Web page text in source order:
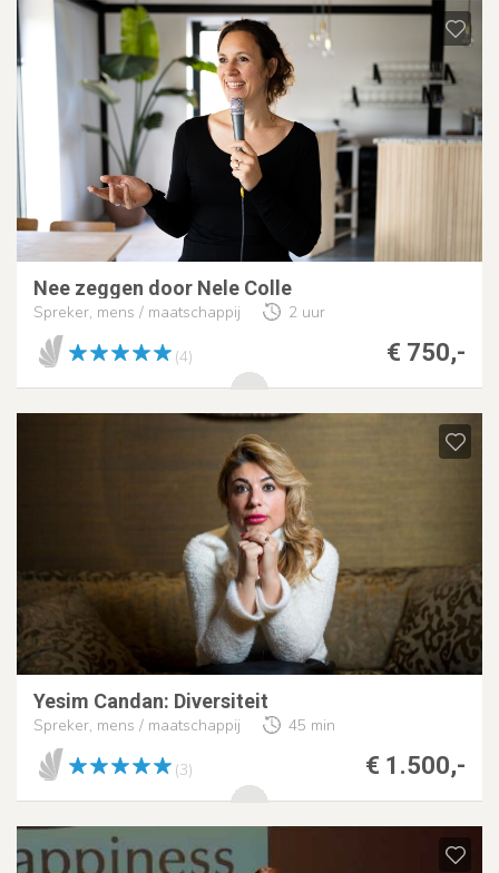
Nee zeggen door Nele Colle
Spreker, mens / maatschappij 2 uur
€ 750,-
(4)
Yesim Candan: Diversiteit
Spreker, mens / maatschappij 45 min
€ 1.500,-
(3)